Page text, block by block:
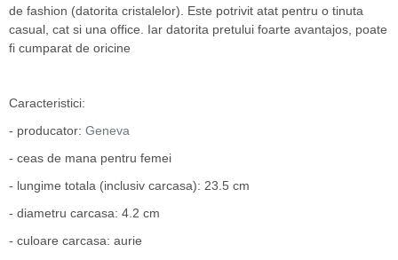
de fashion (datorita cristalelor). Este potrivit atat pentru o tinuta
casual, cat si una office. Iar datorita pretului foarte avantajos, poate
fi cumparat de oricine
Caracteristici:
- producator: Geneva
- ceas de mana pentru femei
- lungime totala (inclusiv carcasa): 23.5 cm
- diametru carcasa: 4.2 cm
- culoare carcasa: aurie